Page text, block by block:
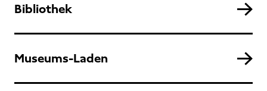
Bibliothek
Museums-Laden